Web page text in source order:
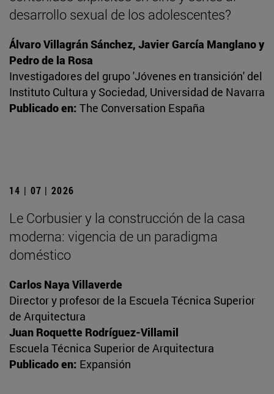
desarrollo sexual de los adolescentes?
Álvaro Villagrán Sánchez, Javier García Manglano y
Pedro de la Rosa
Investigadores del grupo 'Jóvenes en transición' del
Instituto Cultura y Sociedad, Universidad de Navarra
Publicado en: The Conversation España
14 | 07 | 2026
Le Corbusier y la construcción de la casa
moderna: vigencia de un paradigma
doméstico
Carlos Naya Villaverde
Director y profesor de la Escuela Técnica Superior
de Arquitectura
Juan Roquette Rodríguez-Villamil
Escuela Técnica Superior de Arquitectura
Publicado en: Expansión